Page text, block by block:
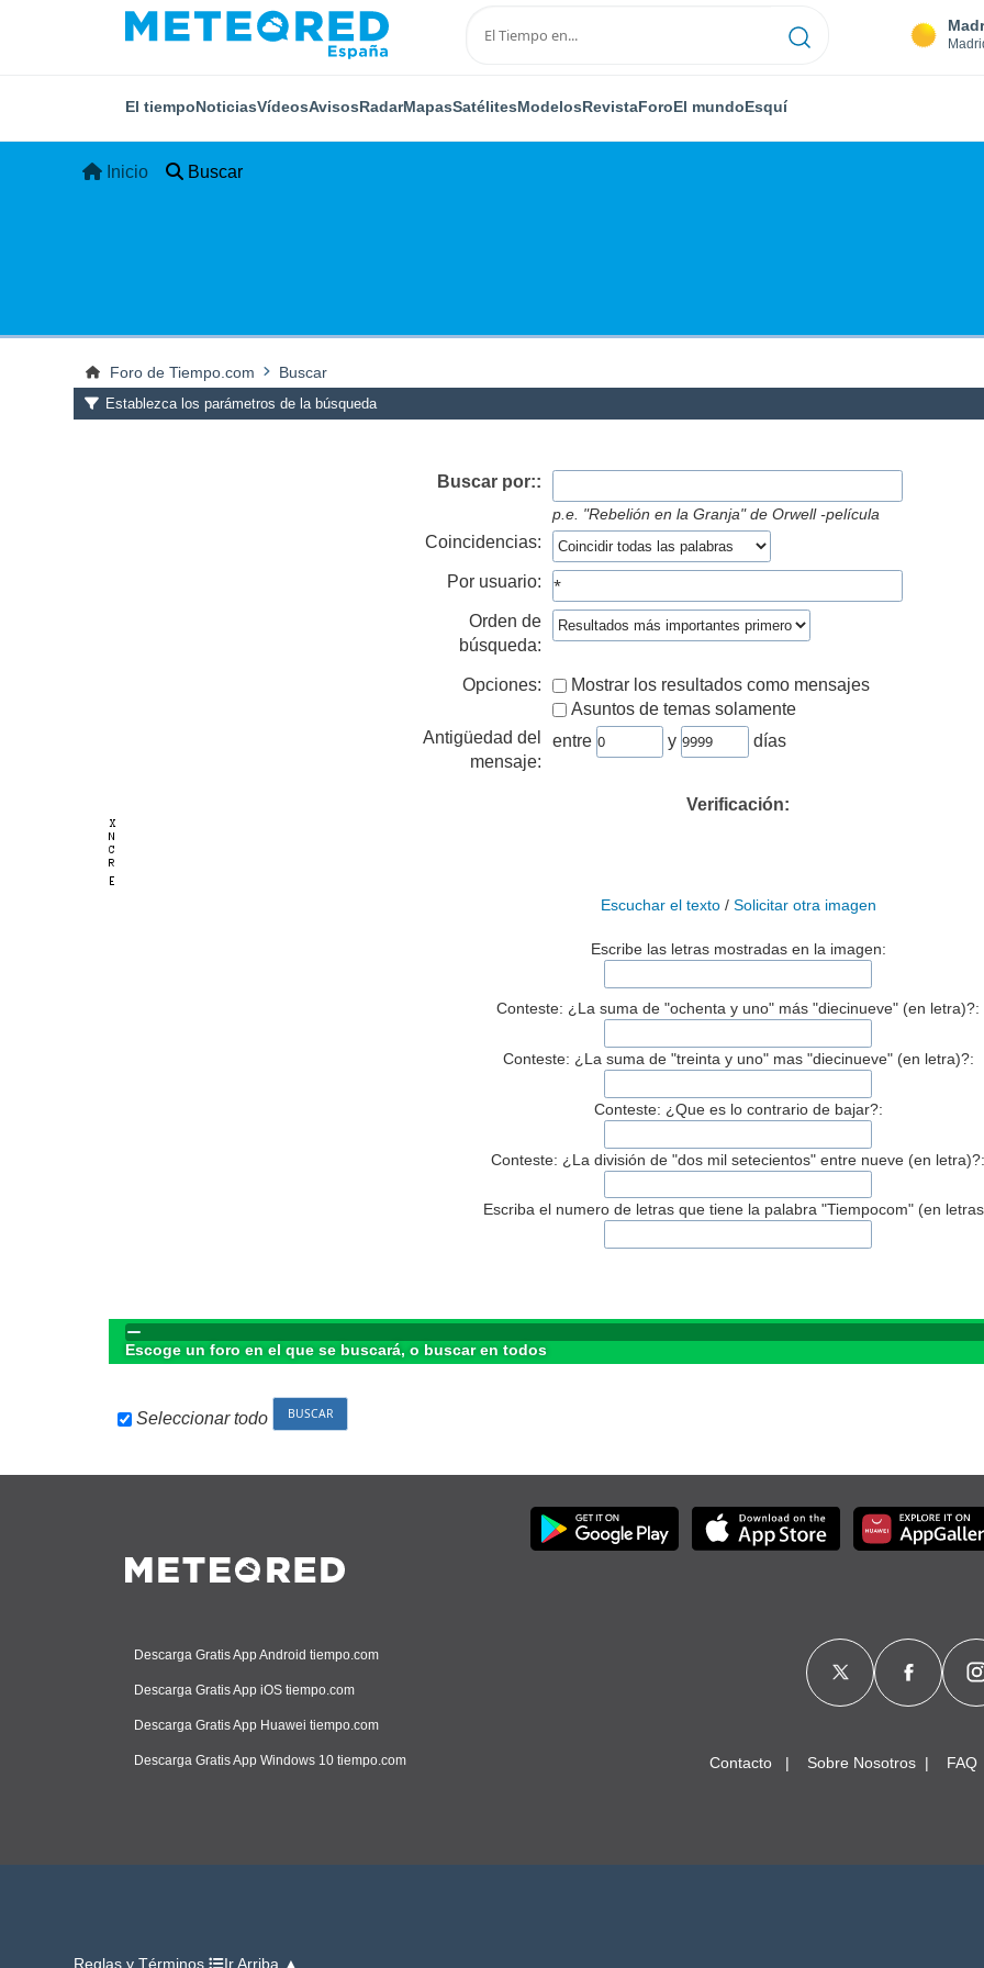
El tiempoNoticiasVídeosAvisosRadarMapasSatélitesModelosRevistaForoEl mundoEsquí
Inicio Buscar
Foro de Tiempo.com Buscar
Establezca los parámetros de la búsqueda
Buscar por::
p.e. "Rebelión en la Granja" de Orwell -película
Coincidencias:
Por usuario:
Orden de
búsqueda:
Opciones:
Mostrar los resultados como mensajes
Asuntos de temas solamente
Antigüedad del
mensaje:
entre y días
Verificación:
Escuchar el texto/ Solicitar otra imagen
Escribe las letras mostradas en la imagen:
Conteste: ¿La suma de "ochenta y uno" más "diecinueve" (en letra)?:
Conteste: ¿La suma de "treinta y uno" mas "diecinueve" (en letra)?:
Conteste: ¿Que es lo contrario de bajar?:
Conteste: ¿La división de "dos mil setecientos" entre nueve (en letra)?:
Escriba el numero de letras que tiene la palabra "Tiempocom" (en
Escoge un foro en el que se buscará, o buscar en todos
Seleccionar todo
Descarga Gratis App Android tiempo.com
Descarga Gratis App iOS tiempo.com
Descarga Gratis App Huawei tiempo.com
Descarga Gratis App Windows 10 tiempo.com Contacto Sobre Nosotros FAQ
Reglas y Términos Ir Arriba ▲